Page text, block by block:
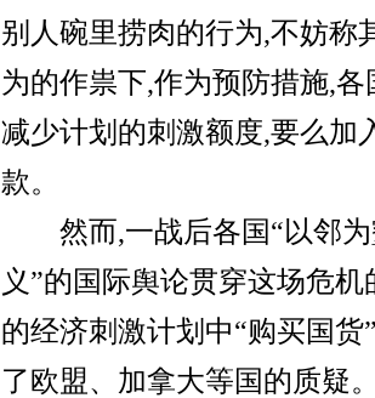
别人碗里捞肉的行为,不妨称
为的作祟下,作为预防措施,
减少计划的刺激额度,要么加
款。
然而,一战后各国“以邻为
义”的国际舆论贯穿这场危
的经济刺激计划中“购买国
了欧盟、加拿大等国的质疑